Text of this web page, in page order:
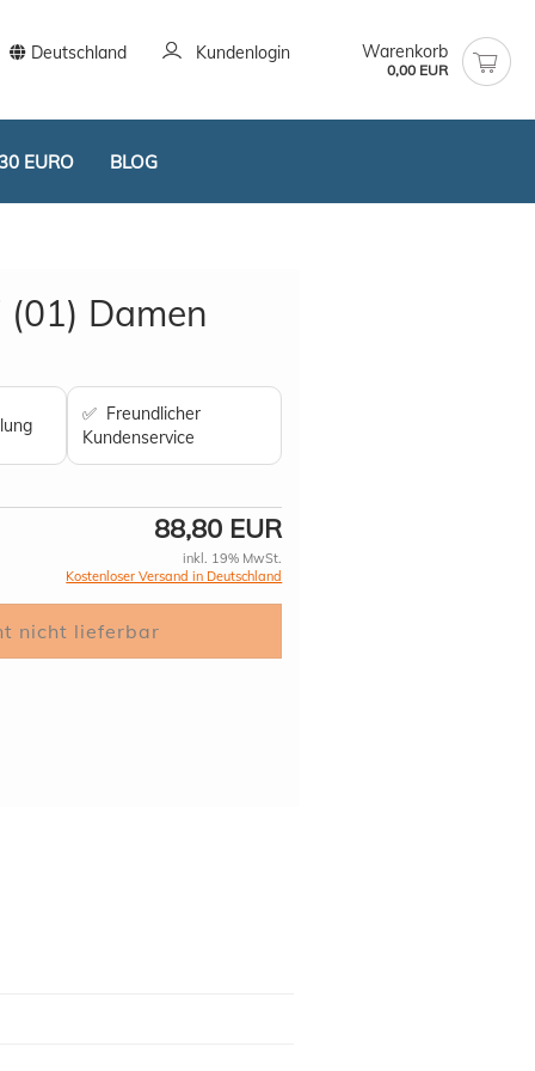
Deutschland Kundenlogin
vergessen?
Warenkorb
0,00 EUR
EURO BLOG
Damen
✅ Freundlicher
Kundenservice
88,80 EUR
inkl. 19% MwSt.
Kostenloser Versand in Deutschland